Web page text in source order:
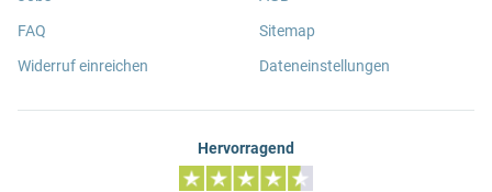
FAQ
Widerruf einreichen
Sitemap
Dateneinstellungen
Hervorragend